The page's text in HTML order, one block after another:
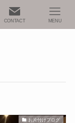
CONTACT MENU
お片付けブログ